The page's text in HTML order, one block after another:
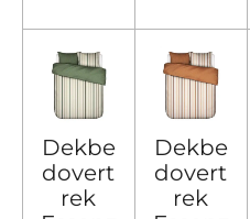
Dekbe
dovert
rek
Dekbe
dovert
rek